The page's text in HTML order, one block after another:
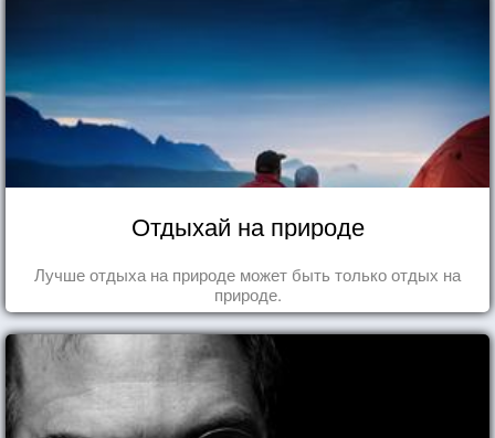
Отдыхай на природе
Лучше отдыха на природе может быть только отдых на
природе.